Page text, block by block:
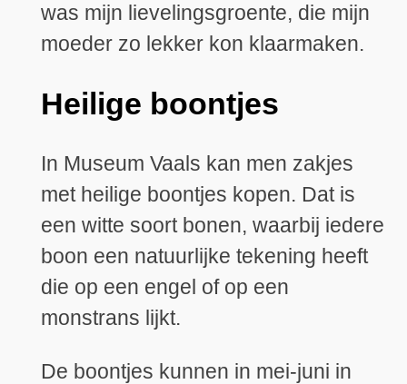
was mijn lievelingsgroente, die mijn
moeder zo lekker kon klaarmaken.
Heilige boontjes
In Museum Vaals kan men zakjes
met heilige boontjes kopen. Dat is
een witte soort bonen, waarbij iedere
boon een natuurlijke tekening heeft
die op een engel of op een
monstrans lijkt.
De boontjes kunnen in mei-juni in